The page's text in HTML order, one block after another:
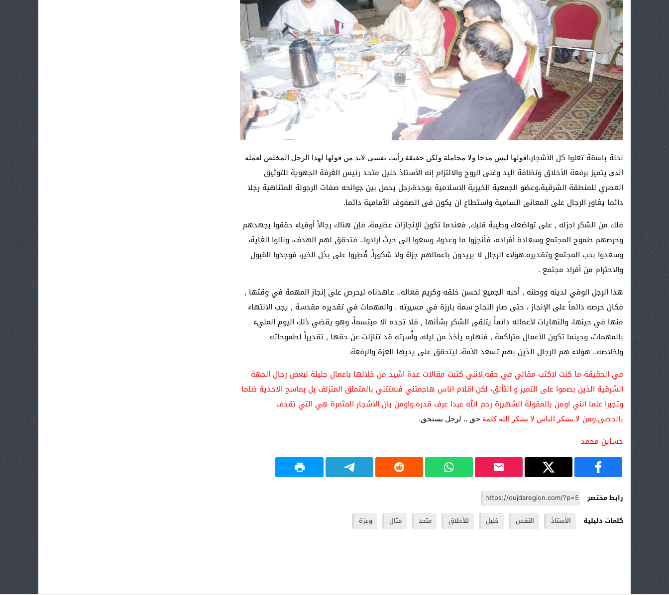
نخلة باسقة تعلوا كل الأشجار،اقولها ليس مدحا ولا مجاملة ولكن حقيقة رأيت نفسي لابد من قولها لهذا الرجل المخلص لعمله
الذي يتميز برفعة الأخلاق ونظافة اليد وغنى الروح والالتزام إنه الأستاذ خليل متحد رئيس الغرفة الجهوية للتوثيق
العصري للمنطقة الشرقية،وعضو الجمعية الخيرية الاسلامية بوجدة،رجل يحمل بين جوانحه صفات الرجولة المتناهية رجلا
دائما يغاور الرجال على المعانى السامية واستطاع ان يكون فى الصفوف الأمامية دائما.
فلك من الشكر اجزله , على تواضعك وطيبة قلبك, فعندما تكون الإنجازات عظيمة، فإن هناك رجالاً أوفياء حققوا بجهدهم
وحرصهم طموح المجتمع وسعادة أفراده، فأنجزوا ما وعدوا، وسعوا إلى حيث أرادوا.. فتحقق لهم الهدف، ونالوا الغاية،
وسعدوا بحب المجتمع وتقديره.هؤلاء الرجال لا يريدون بأعمالهم جزاءً ولا شكوراً. فُطِروا على بذل الخير، فوجدوا القبول
والاحترام من أفراد مجتمع .
هذا الرجل الوفي لدينه ووطنه , أحبه الجميع لحسن خلقه وكريم فعاله.. عاهدناه ليحرص على إنجاز المهمة في وقتها ,
فكان حرصه دائماً على الإنجاز ، حتى صار النجاح سمة بارزة في مسيرته . والمهمات في تقديره مقدسة , يجب الانتهاء
منها في حينها، والنهايات لأعماله دائماً يتلقى الشكر بشأنها , فلا تجده الا مبتسماً، وهو يقضي ذلك اليوم المليء
بالمهمات، وحينما تكون الأعمال متراكمة , فنهاره يأخذ من ليله، وأُسرته قد تنازلت عن حقها , تقديراً لطموحاته
وإخلاصه.. هؤلاء هم الرجال الذين بهم تسعد الأمة، ليتحقق على يديها العزة والرفعة.
في الحقيقة ما كنت لاكتب مقالي في حقه,لانني كتبت مقالات عدة اشيد من خلالها باعمال جليلة لبعض رجال الجهة
الشرقية الذين بصموا على التميز و التألق، لكن اقلام اناس هاجمتني فنعتتني بالمتملق المتزلف بل بماسح الاحذية ظلما
وتجبرا علما انني اومن بالمقولة الشهيرة رحم الله عبدا عرف قدره.واومن بان الاشجار المثمرة هي التي تقذف
بالحصى،ومن لا يشكر الناس لا يشكر اللهكلمة حق .. لرجل يستحق.
حساين محمد
رابط مختصر
كلمات دليلية
الأستاذ النفس خليل للأخلاق متحد مثال وعزة